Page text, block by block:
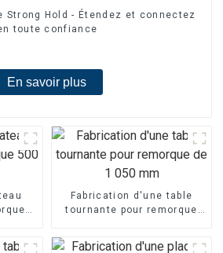
Strong Hold - Étendez et connectez
toute confiance
En savoir plus
Fabrication d'une table
tournante pour remorque